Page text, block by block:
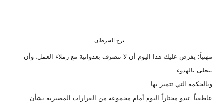
برج السرطان
مهنياً: يفرض عليك هذا اليوم أن لا تتصرف بعدوانية مع زملاء العمل، وأن
تتحلى بالهدوء
وبالحكمة التي تتميز بها.
عاطفياً: تبدو محتاراً اليوم أمام مجموعة من القرارات المصيرية بشأن